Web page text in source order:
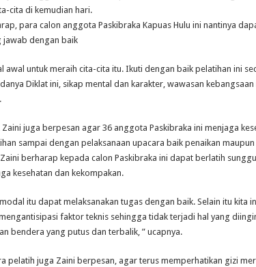
cita di kemudian hari.
para calon anggota Paskibraka Kapuas Hulu ini nantinya
jawab dengan baik
awal untuk meraih cita-cita itu. Ikuti dengan baik pelatihan ini
Diklat ini, sikap mental dan karakter, wawasan
Zaini juga berpesan agar 36 anggota Paskibraka ini menjaga
sampai dengan pelaksanaan upacara baik penaikan
berharap kepada calon Paskibraka ini dapat berlatih
kesehatan dan kekompakan.
itu dapat melaksanakan tugas dengan baik. Selain itu kita
faktor teknis sehingga tidak terjadi hal yang
bendera yang putus dan terbalik, ” ucapnya.
pelatih juga Zaini berpesan, agar terus memperhatikan gizi